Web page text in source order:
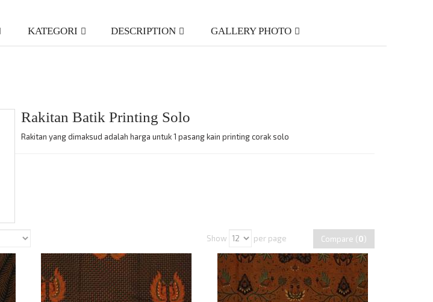
KATEGORI DESCRIPTION GALLERY PHOTO
Rakitan Batik Printing Solo
Rakitan yang dimaksud adalah harga untuk 1 pasang kain printing corak solo
Show per page Compare (0)